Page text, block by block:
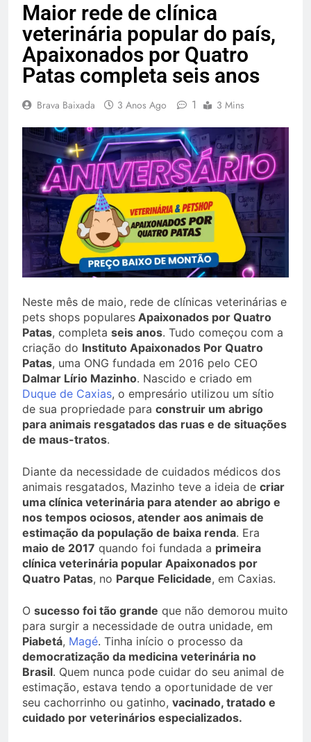
Maior rede de clínica
veterinária popular do país,
Apaixonados por Quatro
Patas completa seis anos
Brava Baixada 3 Anos Ago 1 3 Mins
Neste mês de maio, rede de clínicas veterinárias e
pets shops populares Apaixonados por Quatro
Patas, completa seis anos. Tudo começou com a
criação do Instituto Apaixonados Por Quatro
Patas, uma ONG fundada em 2016 pelo CEO
Dalmar Lírio Mazinho. Nascido e criado em
Duque de Caxias, o empresário utilizou um sítio
de sua propriedade para construir um abrigo
para animais resgatados das ruas e de situações
de maus-tratos.
Diante da necessidade de cuidados médicos dos
animais resgatados, Mazinho teve a ideia de criar
uma clínica veterinária para atender ao abrigo e
nos tempos ociosos, atender aos animais de
estimação da população de baixa renda. Era
maio de 2017 quando foi fundada a primeira
clínica veterinária popular Apaixonados por
Quatro Patas, no Parque Felicidade, em Caxias.
O sucesso foi tão grande que não demorou muito
para surgir a necessidade de outra unidade, em
Piabetá, Magé. Tinha início o processo da
democratização da medicina veterinária no
Brasil. Quem nunca pode cuidar do seu animal de
estimação, estava tendo a oportunidade de ver
seu cachorrinho ou gatinho, vacinado, tratado e
cuidado por veterinários especializados.